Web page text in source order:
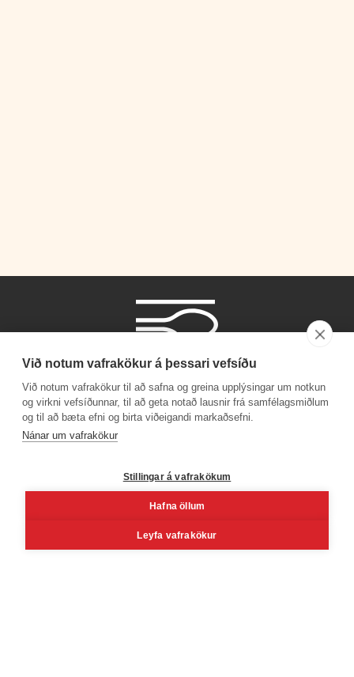
Við notum vafrakökur á þessari vefsíðu
Við notum vafrakökur til að safna og greina upplýsingar um notkun
og virkni vefsíðunnar, til að geta notað lausnir frá samfélagsmiðlum
og til að bæta efni og birta viðeigandi markaðsefni.
Nánar um vafrakökur
Stillingar á vafrakökum
Hafna öllum
Leyfa vafrakökur
Phone number